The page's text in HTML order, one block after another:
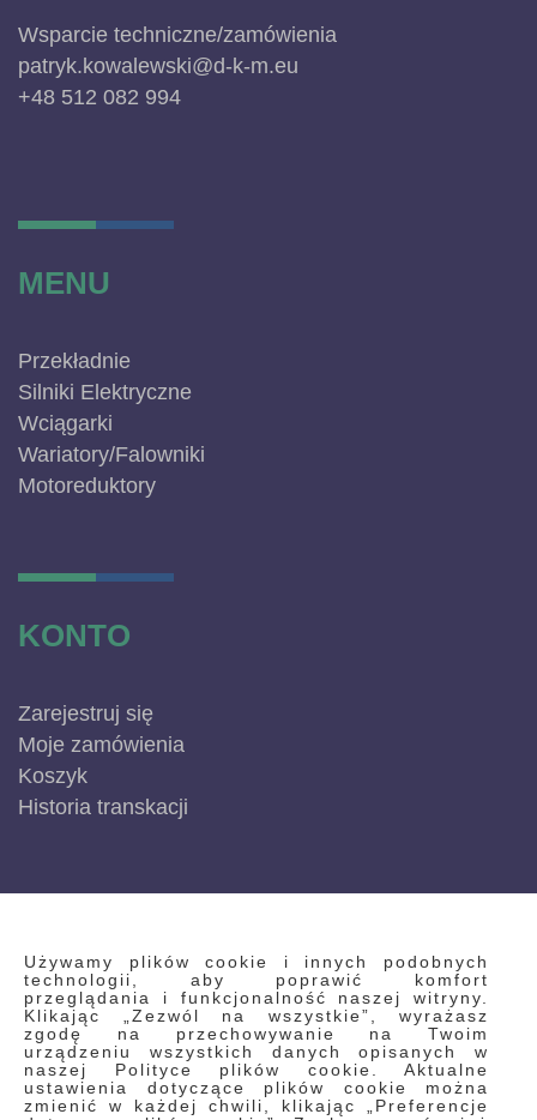
Używamy plików cookie i innych podobnych
technologii, aby poprawić komfort
przeglądania i funkcjonalność naszej witryny.
Klikając „Zezwól na wszystkie”, wyrażasz
zgodę na przechowywanie na Twoim
urządzeniu wszystkich danych opisanych w
naszej Polityce plików cookie. Aktualne
ustawienia dotyczące plików cookie można
zmienić w każdej chwili, klikając „Preferencje
Wsparcie techniczne/zamówienia
patryk.kowalewski@d-k-m.eu
+48 512 082 994
MENU
Przekładnie
Silniki Elektryczne
Wciągarki
Wariatory/Falowniki
Motoreduktory
KONTO
Zarejestruj się
Moje zamówienia
Koszyk
Historia transkacji
INFORMACJE
Regulamin
Polityka prywatności i pliki cookie
Wyszukiwane frazy